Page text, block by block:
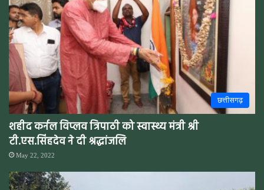
छत्तीसगढ़
शहीद कर्नल विप्लव त्रिपाठी को स्वास्थ्य मंत्री श्री
टी.एस.सिंहदेव ने दी श्रद्धांजलि
May 22, 2022